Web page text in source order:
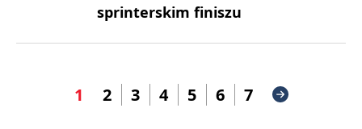
sprinterskim finiszu
1 2 3 4 5 6 7